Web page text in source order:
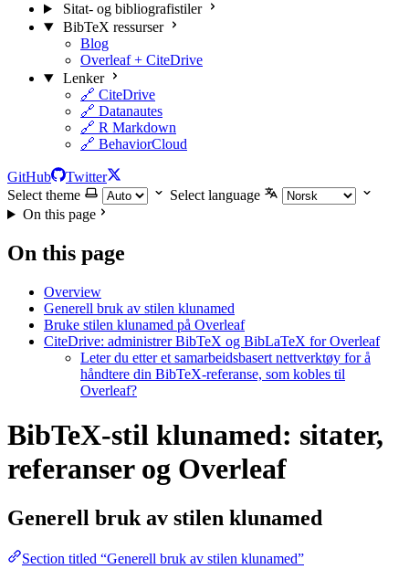
Sitat- og bibliografistiler
BibTeX ressurser
Blog
Overleaf + CiteDrive
Lenker
🔗 CiteDrive
🔗 Datanautes
🔗 R Markdown
🔗 BehaviorCloud
GitHub
Twitter
Select theme
Select language
On this page
On this page
Overview
Generell bruk av stilen klunamed
Bruke stilen klunamed på Overleaf
CiteDrive: administrer BibTeX og BibLaTeX for Overleaf
Leter du etter et samarbeidsbasert nettverktøy for å
håndtere din BibTeX-referanse, som kobles til
Overleaf?
BibTeX-stil klunamed: sitater,
referanser og Overleaf
Generell bruk av stilen klunamed
Section titled “Generell bruk av stilen klunamed”